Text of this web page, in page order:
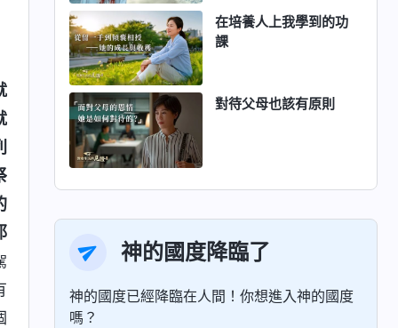
在培養人上我學到的功
課
對待父母也該有原則
神的國度降臨了
神的國度已經降臨在人間！你想進入神的國度
嗎？